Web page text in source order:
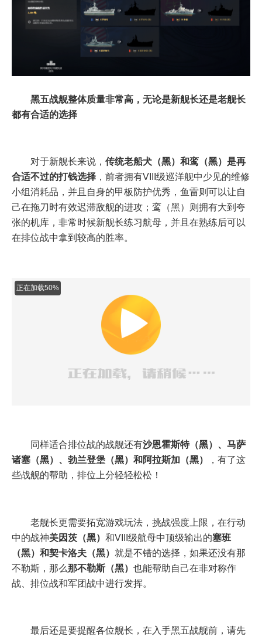
黑五战舰整体质量非常高，无论是新舰长还是老舰长
都有合适的选择
对于新舰长来说， 传统老船犬（黑）和鸾（黑）是再
合适不过的打钱选择 ，前者拥有VIII级巡洋舰中少见的维修
小组消耗品，并且自身的甲板防护优秀，鱼雷则可以让自
己在拖刀时有效迟滞敌舰的进攻；鸾（黑）则拥有大到夸
张的机库，非常时候新舰长练习航母，并且在熟练后可以
在排位战中拿到较高的胜率。
正在加载72%
同样适合排位战的战舰还有沙恩霍斯特（黑）、马萨
诸塞（黑）、勃兰登堡（黑）和阿拉斯加（黑）
，有了这
些战舰的帮助，排位上分轻轻松松！
老舰长更需要拓宽游戏玩法，挑战强度上限，在行动
中的战神美因茨（黑） 和VIII级航母中顶级输出的塞班
（黑）和契卡洛夫（黑） 就是不错的选择，如果还没有那
不勒斯，那么那不勒斯（黑） 也能帮助自己在非对称作
战、排位战和军团战中进行发挥。
最后还是要提醒各位舰长，在入手黑五战舰前，请先